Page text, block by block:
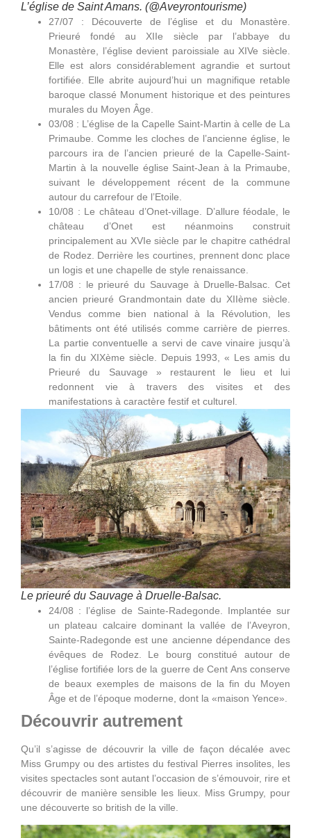
L’église de Saint Amans. (@Aveyrontourisme)
27/07 : Découverte de l’église et du Monastère.
Prieuré fondé au XIIe siècle par l’abbaye du
Monastère, l’église devient paroissiale au XIVe siècle.
Elle est alors considérablement agrandie et surtout
fortifiée. Elle abrite aujourd’hui un magnifique retable
baroque classé Monument historique et des peintures
murales du Moyen Âge.
03/08 : L’église de la Capelle Saint-Martin à celle de La
Primaube. Comme les cloches de l’ancienne église, le
parcours ira de l’ancien prieuré de la Capelle-Saint-
Martin à la nouvelle église Saint-Jean à la Primaube,
suivant le développement récent de la commune
autour du carrefour de l’Etoile.
10/08 : Le château d’Onet-village. D’allure féodale, le
château d’Onet est néanmoins construit
principalement au XVIe siècle par le chapitre cathédral
de Rodez. Derrière les courtines, prennent donc place
un logis et une chapelle de style renaissance.
17/08 : le prieuré du Sauvage à Druelle-Balsac. Cet
ancien prieuré Grandmontain date du XIIème siècle.
Vendus comme bien national à la Révolution, les
bâtiments ont été utilisés comme carrière de pierres.
La partie conventuelle a servi de cave vinaire jusqu’à
la fin du XIXème siècle. Depuis 1993, « Les amis du
Prieuré du Sauvage » restaurent le lieu et lui
redonnent vie à travers des visites et des
manifestations à caractère festif et culturel.
Le prieuré du Sauvage à Druelle-Balsac.
24/08 : l’église de Sainte-Radegonde. Implantée sur
un plateau calcaire dominant la vallée de l’Aveyron,
Sainte-Radegonde est une ancienne dépendance des
évêques de Rodez. Le bourg constitué autour de
l’église fortifiée lors de la guerre de Cent Ans conserve
de beaux exemples de maisons de la fin du Moyen
Âge et de l’époque moderne, dont la «maison Yence».
Découvrir autrement
Qu’il s’agisse de découvrir la ville de façon décalée avec
Miss Grumpy ou des artistes du festival Pierres insolites, les
visites spectacles sont autant l’occasion de s’émouvoir, rire et
découvrir de manière sensible les lieux. Miss Grumpy, pour
une découverte so british de la ville.